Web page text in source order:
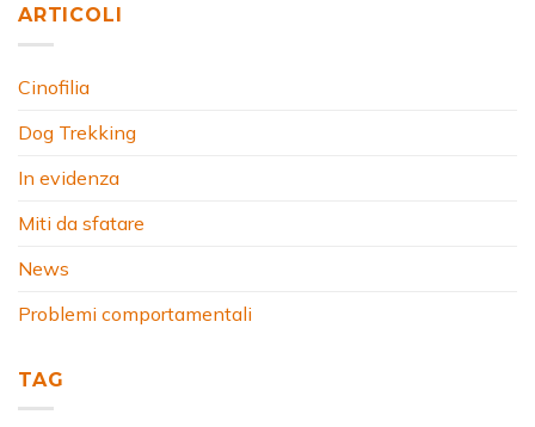
ARTICOLI
Cinofilia
Dog Trekking
In evidenza
Miti da sfatare
News
Problemi comportamentali
TAG